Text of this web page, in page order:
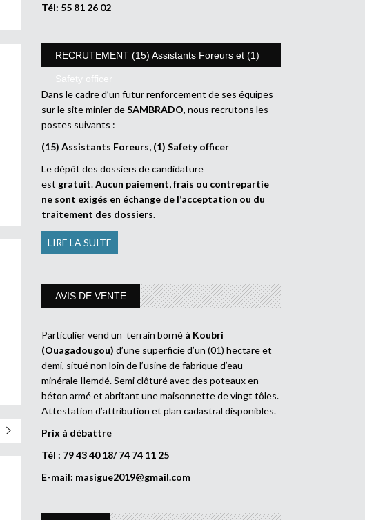
Tél: 55 81 26 02
RECRUTEMENT (15) Assistants Foreurs et (1)
Safety officer
Dans le cadre d’un futur renforcement de ses équipes
sur le site minier deSAMBRADO, nous recrutons les
postes suivants :
(15) Assistants Foreurs, (1) Safety officer
Le dépôt des dossiers de candidature
est gratuit.Aucun paiement, frais ou contrepartie
ne sont exigés en échange de l’acceptation ou du
traitement des dossiers.
LIRE LA SUITE
AVIS DE VENTE
Particulier vend un terrain borné à Koubri
(Ouagadougou)d’une superficie d’un (01) hectare et
demi, situé non loin de l’usine de fabrique d’eau
minérale Ilemdé. Semi clôturé avec des poteaux en
béton armé et abritant une maisonnette de vingt tôles.
Attestation d’attribution et plan cadastral disponibles.
Prix à débattre
Tél : 79 43 40 18/ 74 74 11 25
E-mail: masigue2019@gmail.com